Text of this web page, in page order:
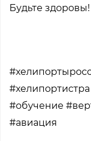
Будьте здоровы!
#обучение
#авиация